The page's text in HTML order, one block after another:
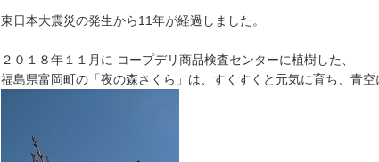
東日本大震災の発生から11年が経過しました。
２０１８年１１月に コープデリ商品検査センターに植樹した、
福島県富岡町の「夜の森さくら」は、すくすくと元気に育ち、青空